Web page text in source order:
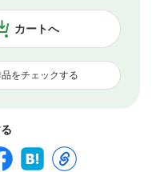
カートへ
をチェックする